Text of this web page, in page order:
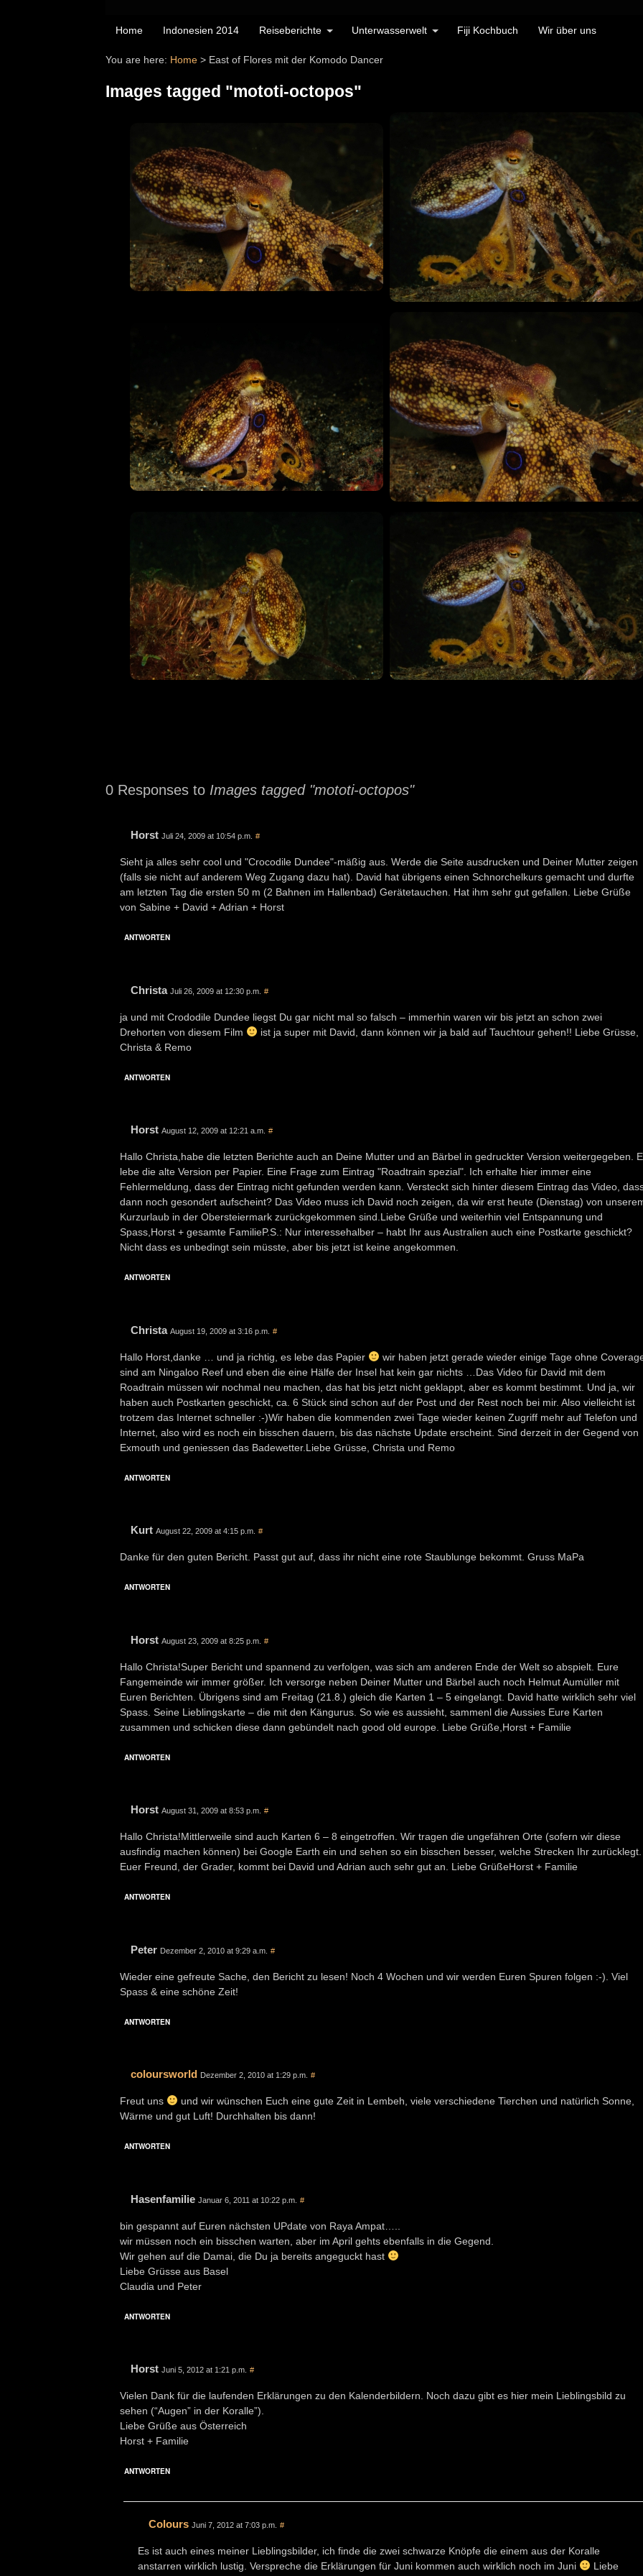
Home Indonesien 2014 Reiseberichte Unterwasserwelt Fiji Kochbuch Wir über uns
You are here: Home > East of Flores mit der Komodo Dancer
Images tagged "mototi-octopos"
0 Responses to Images tagged "mototi-octopos"
Horst Juli 24, 2009 at 10:54 p.m. #
Sieht ja alles sehr cool und "Crocodile Dundee"-mäßig aus. Werde die Seite ausdrucken und Deiner Mutter zeigen
(falls sie nicht auf anderem Weg Zugang dazu hat). David hat übrigens einen Schnorchelkurs gemacht und durfte
am letzten Tag die ersten 50 m (2 Bahnen im Hallenbad) Gerätetauchen. Hat ihm sehr gut gefallen. Liebe Grüße
von Sabine + David + Adrian + Horst
ANTWORTEN
Christa Juli 26, 2009 at 12:30 p.m. #
ja und mit Crododile Dundee liegst Du gar nicht mal so falsch – immerhin waren wir bis jetzt an schon zwei
Drehorten von diesem Film
ist ja super mit David, dann können wir ja bald auf Tauchtour gehen!! Liebe Grüsse,
Christa & Remo
ANTWORTEN
Horst August 12, 2009 at 12:21 a.m. #
Hallo Christa,habe die letzten Berichte auch an Deine Mutter und an Bärbel in gedruckter Version weitergegeben.
lebe die alte Version per Papier. Eine Frage zum Eintrag "Roadtrain spezial". Ich erhalte hier immer eine
Fehlermeldung, dass der Eintrag nicht gefunden werden kann. Versteckt sich hinter diesem Eintrag das Video,
dann noch gesondert aufscheint? Das Video muss ich David noch zeigen, da wir erst heute (Dienstag) von
Kurzurlaub in der Obersteiermark zurückgekommen sind.Liebe Grüße und weiterhin viel Entspannung und
Spass,Horst + gesamte FamilieP.S.: Nur interessehalber – habt Ihr aus Australien auch eine Postkarte geschickt?
Nicht dass es unbedingt sein müsste, aber bis jetzt ist keine angekommen.
ANTWORTEN
Christa August 19, 2009 at 3:16 p.m. #
Hallo Horst,danke … und ja richtig, es lebe das Papier
wir haben jetzt gerade wieder einige Tage ohne
sind am Ningaloo Reef und eben die eine Hälfe der Insel hat kein gar nichts …Das Video für David mit dem
Roadtrain müssen wir nochmal neu machen, das hat bis jetzt nicht geklappt, aber es kommt bestimmt. Und ja, wir
haben auch Postkarten geschickt, ca. 6 Stück sind schon auf der Post und der Rest noch bei mir. Also vielleicht ist
trotzem das Internet schneller :-)Wir haben die kommenden zwei Tage wieder keinen Zugriff mehr auf Telefon und
Internet, also wird es noch ein bisschen dauern, bis das nächste Update erscheint. Sind derzeit in der Gegend von
Exmouth und geniessen das Badewetter.Liebe Grüsse, Christa und Remo
ANTWORTEN
Kurt August 22, 2009 at 4:15 p.m. #
Danke für den guten Bericht. Passt gut auf, dass ihr nicht eine rote Staublunge bekommt. Gruss MaPa
ANTWORTEN
Horst August 23, 2009 at 8:25 p.m. #
Hallo Christa!Super Bericht und spannend zu verfolgen, was sich am anderen Ende der Welt so abspielt. Eure
Fangemeinde wir immer größer. Ich versorge neben Deiner Mutter und Bärbel auch noch Helmut Aumüller mit
Euren Berichten. Übrigens sind am Freitag (21.8.) gleich die Karten 1 – 5 eingelangt. David hatte wirklich sehr viel
Spass. Seine Lieblingskarte – die mit den Kängurus. So wie es aussieht, sammenl die Aussies Eure Karten
zusammen und schicken diese dann gebündelt nach good old europe. Liebe Grüße,Horst + Familie
ANTWORTEN
Horst August 31, 2009 at 8:53 p.m. #
Hallo Christa!Mittlerweile sind auch Karten 6 – 8 eingetroffen. Wir tragen die ungefähren Orte (sofern wir diese
ausfindig machen können) bei Google Earth ein und sehen so ein bisschen besser, welche Strecken Ihr zurücklegt.
Euer Freund, der Grader, kommt bei David und Adrian auch sehr gut an. Liebe GrüßeHorst + Familie
ANTWORTEN
Peter Dezember 2, 2010 at 9:29 a.m. #
Wieder eine gefreute Sache, den Bericht zu lesen! Noch 4 Wochen und wir werden Euren Spuren folgen :-). Viel
Spass & eine schöne Zeit!
ANTWORTEN
coloursworld Dezember 2, 2010 at 1:29 p.m. #
Freut uns
und wir wünschen Euch eine gute Zeit in Lembeh, viele verschiedene Tierchen und natürlich Sonne,
Wärme und gut Luft! Durchhalten bis dann!
ANTWORTEN
Hasenfamilie Januar 6, 2011 at 10:22 p.m. #
bin gespannt auf Euren nächsten UPdate von Raya Ampat…..
wir müssen noch ein bisschen warten, aber im April gehts ebenfalls in die Gegend.
Wir gehen auf die Damai, die Du ja bereits angeguckt hast
Liebe Grüsse aus Basel
Claudia und Peter
ANTWORTEN
Horst Juni 5, 2012 at 1:21 p.m. #
Vielen Dank für die laufenden Erklärungen zu den Kalenderbildern. Noch dazu gibt es hier mein Lieblingsbild zu
sehen (“Augen” in der Koralle”).
Liebe Grüße aus Österreich
Horst + Familie
ANTWORTEN
Colours Juni 7, 2012 at 7:03 p.m. #
Es ist auch eines meiner Lieblingsbilder, ich finde die zwei schwarze Knöpfe die einem aus der Koralle
anstarren wirklich lustig. Verspreche die Erklärungen für Juni kommen auch wirklich noch im Juni
Liebe